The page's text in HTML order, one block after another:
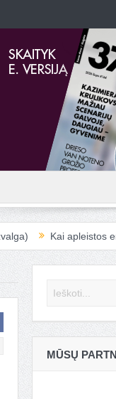
Kai apleistos erdvės
MŪSŲ